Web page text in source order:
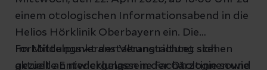
einem otologischen Informationsabend in die
Helios Hörklinik Oberbayern ein. Die
Fortbildungsveranstaltung richtet sich
gezielt an niedergelassene Fachärztinnen und
Im Mittelpunkt der Veranstaltung stehen
aktuelle Entwicklungen in der Otologie sowie